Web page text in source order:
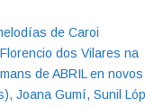
de Caroi
dos Vilares na
de ABRIL en novos
Joana Gumí, Sunil